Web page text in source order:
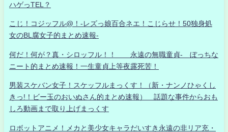
ハゲっTEL？
こじ！コジッフル@！-レズっ娘百合ネエ！こじらせ！50独身処
女のBL腐女子的まとめ速報-
何だ！何が？真・シロッフル！！ 永遠の無職童貞- ぼっちな
ニート的まとめ速報！一生童貞上等夜露死苦！
男装スケバン女子！スケッフルまっくす！（新・ナンノひゃくし
きっ!！ビー玉のおいぬさん的まとめ速報） 話題な事件からおも
しろ動画まで取り上げまっくす
ロボットアニメ！メカと美少女キャラだいすき永遠の非リア充・